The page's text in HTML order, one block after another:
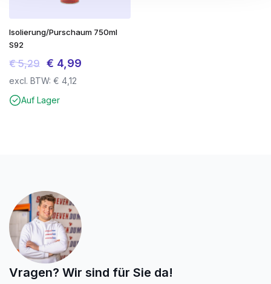
Isolierung/Purschaum 750ml
S92
€5,29 Ursprünglicher
Preis
war:
€ 4,99
excl. BTW: € 4,12
Auf Lager
Vragen? Wir sind für Sie da!